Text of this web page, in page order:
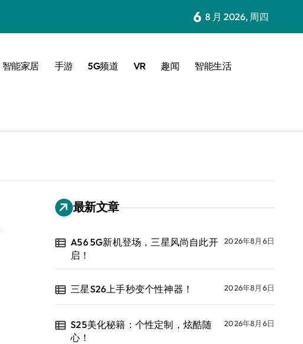
6 8 月 2026, 周四
智能家居 手游 5G频道 VR 趣闻 智能生活
最新文章
A56 5G新机登场，三星风尚自此开
启！
2026年8月6日
三星S26上手秒变个性神器！ 2026年8月6日
S25美化秘籍：个性定制，炫酷随
心！
2026年8月6日